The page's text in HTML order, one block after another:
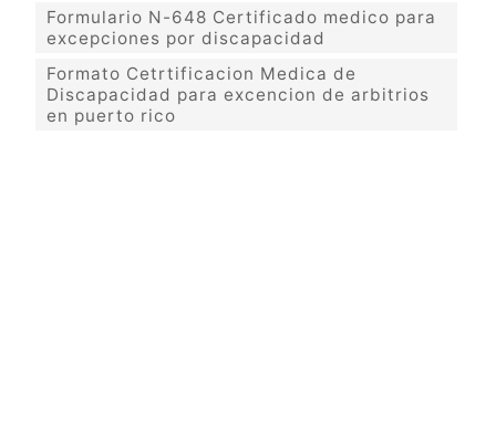
Formulario N-648 Certificado medico para
excepciones por discapacidad
Formato Cetrtificacion Medica de
Discapacidad para excencion de arbitrios
en puerto rico